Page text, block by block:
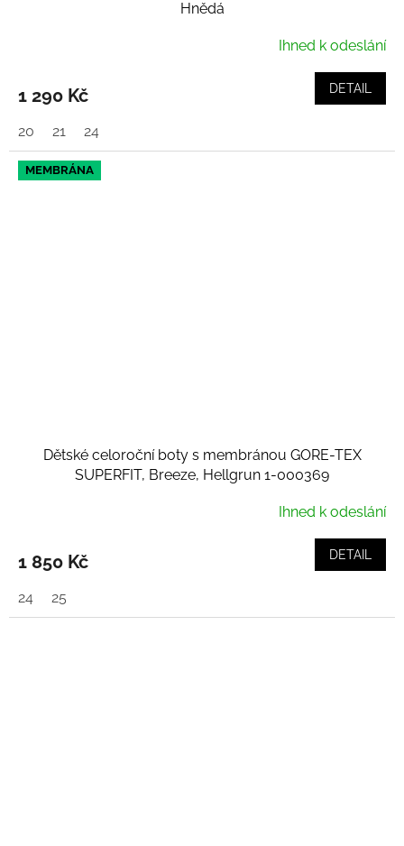
Hnědá
Ihned k odeslání
1 290 Kč DETAIL
20 21 24
MEMBRÁNA
Dětské celoroční boty s membránou GORE-TEX
SUPERFIT, Breeze, Hellgrun 1-000369
Ihned k odeslání
1 850 Kč DETAIL
24 25